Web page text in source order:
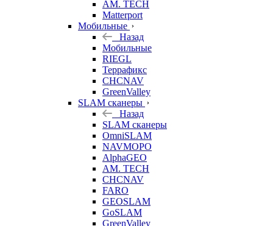
AM. TECH
Matterport
Мобильные
Назад
Мобильные
RIEGL
Террафикс
CHCNAV
GreenValley
SLAM сканеры
Назад
SLAM сканеры
OmniSLAM
NAVMOPO
AlphaGEO
AM. TECH
CHCNAV
FARO
GEOSLAM
GoSLAM
GreenValley